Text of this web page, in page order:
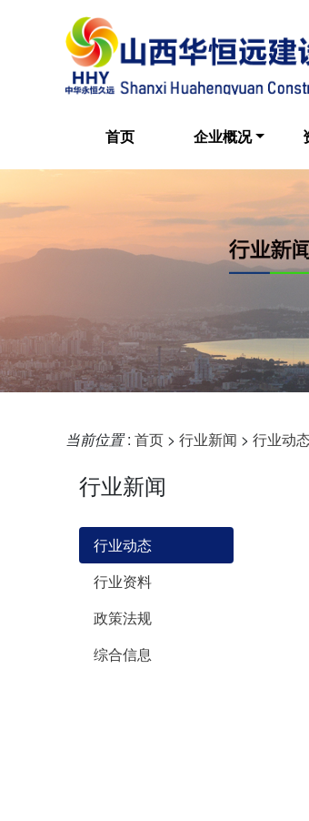
首页 企业概况
当前位置: 首页 > 行业新闻 > 行业动
行业新闻
行业动态
行业资料
政策法规
综合信息